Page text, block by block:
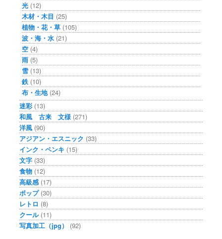
光 (12)
木材・木目 (25)
植物・花・草 (105)
波・海・水 (21)
空 (4)
雨 (5)
雪 (13)
鉄 (10)
布・生地(24)
迷彩 (13)
和風 古来 文様 (271)
洋風 (90)
アジアン・エスニック (33)
インク・ペンキ (15)
文字 (33)
食物 (12)
高級感 (17)
ポップ(30)
レトロ (8)
クール(11)
写真加工（jpg）
(92)